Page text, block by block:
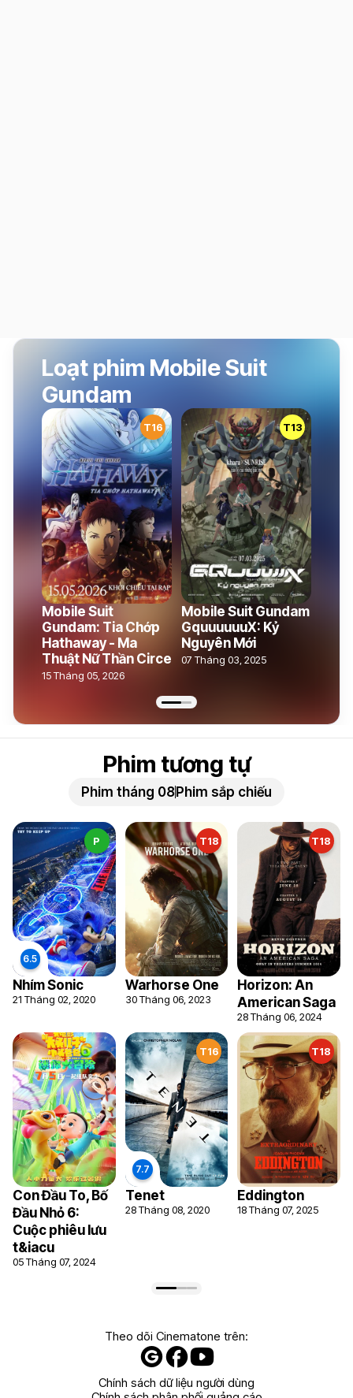
Loạt phim Mobile Suit
Gundam
T16
Mobile Suit
Gundam: Tia Chớp
Hathaway - Ma
Thuật Nữ Thần Circe
15 Tháng 05, 2026
T13
Mobile Suit Gundam
GquuuuuuX: Kỷ
Nguyên Mới
07 Tháng 03, 2025
Phim tương tự
Phim tháng 08 Phim sắp chiếu
P
Nhím Sonic
21 Tháng 02, 2020
T18
Warhorse One
30 Tháng 06, 2023
T18
Horizon: An
American Saga
28 Tháng 06, 2024
Con Đầu To, Bố
Đầu Nhỏ 6:
Cuộc phiêu lưu
t&iacu
05 Tháng 07, 2024
T16
Tenet
28 Tháng 08, 2020
T18
Eddington
18 Tháng 07, 2025
Theo dõi Cinematone trên:
Chính sách dữ liệu người dùng